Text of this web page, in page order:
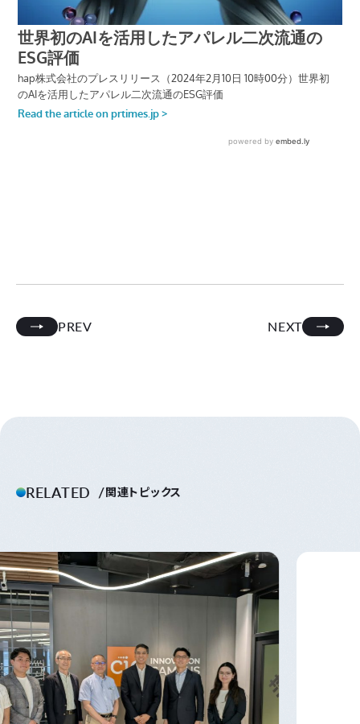
PREV NEXT
RELATED 関連トピックス